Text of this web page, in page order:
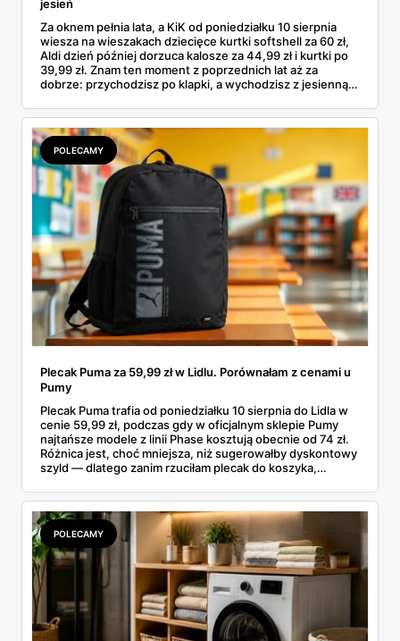
jesień
Za oknem pełnia lata, a KiK od poniedziałku 10 sierpnia
wiesza na wieszakach dziecięce kurtki softshell za 60 zł,
Aldi dzień później dorzuca kalosze za 44,99 zł i kurtki po
39,99 zł. Znam ten moment z poprzednich lat aż za
dobrze: przychodzisz po klapki, a wychodzisz z jesienną
pojawi się w gazetkach w przyszłym tygodniu i czy jest
sens kupować jesień, zanim skończą się wakacje.
POLECAMY
Plecak Puma za 59,99 zł w Lidlu. Porównałam z cenami u
Pumy
Plecak Puma trafia od poniedziałku 10 sierpnia do Lidla w
cenie 59,99 zł, podczas gdy w oficjalnym sklepie Pumy
najtańsze modele z linii Phase kosztują obecnie od 74 zł.
Różnica jest, choć mniejsza, niż sugerowałby dyskontowy
szyld — dlatego zanim rzuciłam plecak do koszyka,
rozpiska: co dokładnie sprzedaje Lidl, ile kosztują
odpowiedniki u producenta i komu ten zakup naprawdę
się opłaci.
POLECAMY